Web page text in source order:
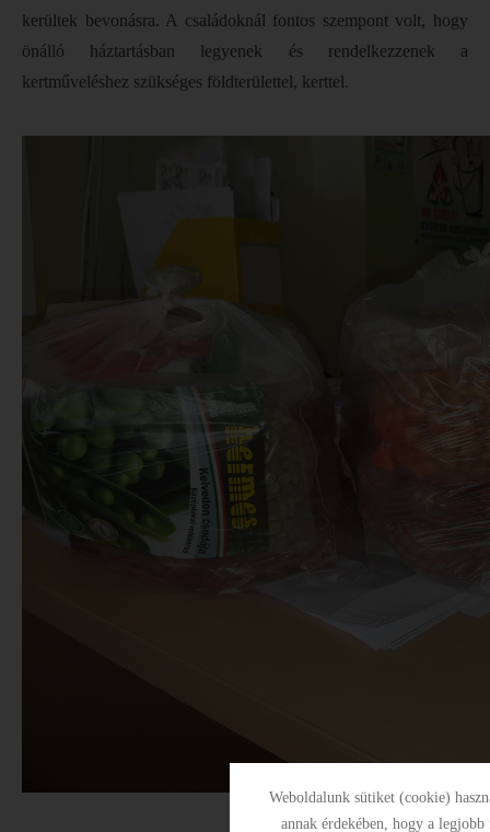
kerültek bevonásra. A családoknál fontos szempont volt, hogy
önálló háztartásban legyenek és rendelkezzenek a
kertműveléshez szükséges földterülettel, kerttel.
Weboldalunk sütiket (cookie)
annak érdekében, hogy a